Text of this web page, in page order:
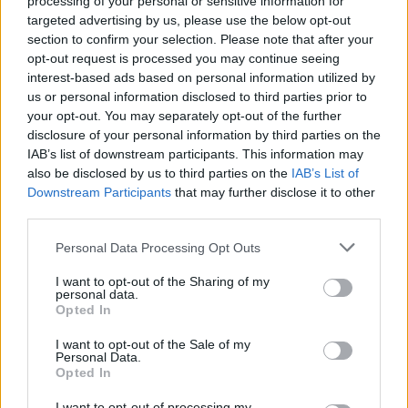
targeted advertising by us, please use the below opt-out
section to confirm your selection. Please note that after your
opt-out request is processed you may continue seeing
interest-based ads based on personal information utilized by
us or personal information disclosed to third parties prior to
your opt-out. You may separately opt-out of the further
disclosure of your personal information by third parties on the
IAB’s list of downstream participants. This information may
also be disclosed by us to third parties on the IAB’s List of
Downstream Participants that may further disclose it to other
Please note that this website/app uses one or more Google
not limited to your visit or usage behaviour. You may click to
grant or deny consent to Google and its third-party tags to
use your data for below specified purposes in below Google
consent section.
Personal Data Processing Opt Outs
I want to opt-out of the Sharing of my
personal data.
Opted In
I want to opt-out of the Sale of my
Personal Data.
Opted In
hagyja a kollekcióját, de mint utóbb
kiderült, mindent a hitelezői javára
kellett elárverezni.
El Grecót, a művészettörténet egyik legeredetibb,
legkülönlegesebb alkotóját három nemzet is magáénak
vallja. Az 1541-ben, Kréta szigetén született, görög
Doménikos Theotokópoulos ikonfestőként „működött”, de
Velencébe tette át székhelyét, hogy Tiziano műhelyében
tanulmányozhassa.
Velencében töltött időszakára jellemző és még későbbi
művein is megjelenik az olasz színhasználat: az élénk, erős